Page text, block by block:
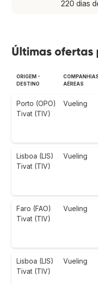
220 dias
Últimas ofertas
ORIGEM -
DESTINO
AÉREAS
Porto (OPO)
Tivat (TIV)
Vueling
Lisboa (LIS)
Tivat (TIV)
Vueling
Faro (FAO)
Tivat (TIV)
Vueling
Lisboa (LIS)
Tivat (TIV)
Vueling